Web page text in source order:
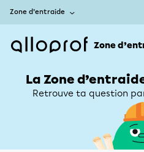
Zone d’entraide
Zone
La Zone
Retrouve ta question